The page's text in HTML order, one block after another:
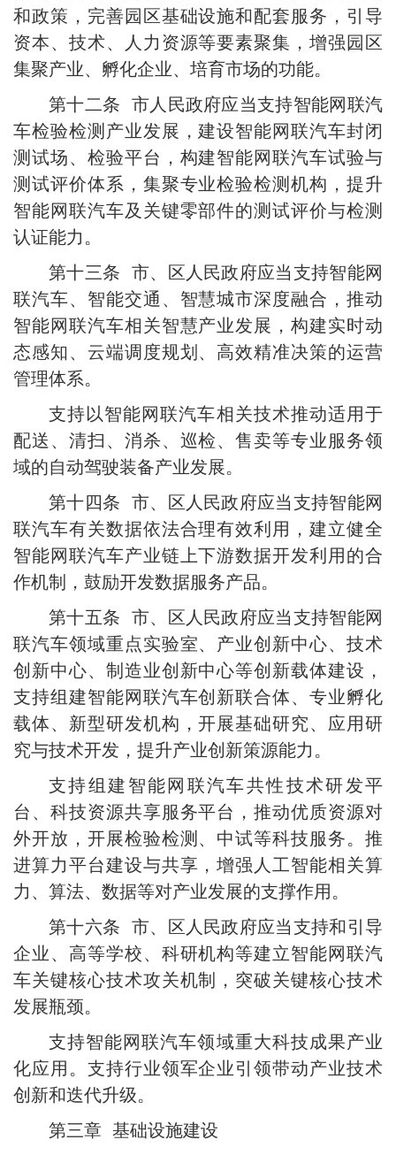
和政策，完善园区基础设施和配套服务，引导
资本、技术、人力资源等要素聚集，增强园区
集聚产业、孵化企业、培育市场的功能。
第十二条 市人民政府应当支持智能网联汽
车检验检测产业发展，建设智能网联汽车封闭
测试场、检验平台，构建智能网联汽车试验与
测试评价体系，集聚专业检验检测机构，提升
智能网联汽车及关键零部件的测试评价与检测
认证能力。
第十三条 市、区人民政府应当支持智能网
联汽车、智能交通、智慧城市深度融合，推动
智能网联汽车相关智慧产业发展，构建实时动
态感知、云端调度规划、高效精准决策的运营
管理体系。
支持以智能网联汽车相关技术推动适用于
配送、清扫、消杀、巡检、售卖等专业服务领
域的自动驾驶装备产业发展。
第十四条 市、区人民政府应当支持智能网
联汽车有关数据依法合理有效利用，建立健全
智能网联汽车产业链上下游数据开发利用的合
作机制，鼓励开发数据服务产品。
第十五条 市、区人民政府应当支持智能网
联汽车领域重点实验室、产业创新中心、技术
创新中心、制造业创新中心等创新载体建设，
支持组建智能网联汽车创新联合体、专业孵化
载体、新型研发机构，开展基础研究、应用研
究与技术开发，提升产业创新策源能力。
支持组建智能网联汽车共性技术研发平
台、科技资源共享服务平台，推动优质资源对
外开放，开展检验检测、中试等科技服务。推
进算力平台建设与共享，增强人工智能相关算
力、算法、数据等对产业发展的支撑作用。
第十六条 市、区人民政府应当支持和引导
企业、高等学校、科研机构等建立智能网联汽
车关键核心技术攻关机制，突破关键核心技术
发展瓶颈。
支持智能网联汽车领域重大科技成果产业
化应用。支持行业领军企业引领带动产业技术
创新和迭代升级。
第三章 基础设施建设